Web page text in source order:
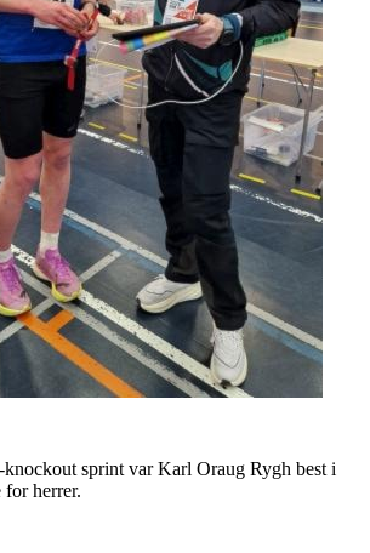
sprint var Karl Oraug Rygh best i
for herrer.